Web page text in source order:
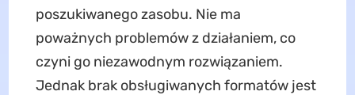
poszukiwanego zasobu. Nie ma
poważnych problemów z działaniem, co
czyni go niezawodnym rozwiązaniem.
Jednak brak obsługiwanych formatów jest